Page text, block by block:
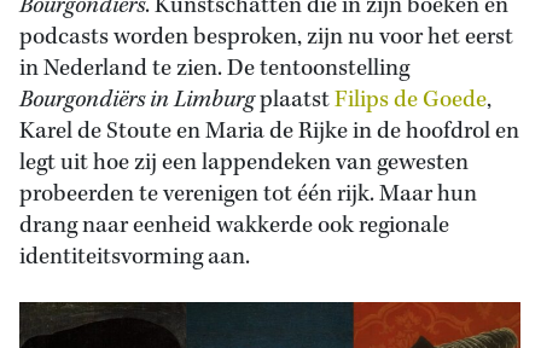
podcasts worden besproken, zijn nu voor het eerst
in Nederland te zien. De tentoonstelling
Bourgondiërs in LimburgplaatstFilips de Goede,
Karel de Stoute en Maria de Rijke in de hoofdrol en
legt uit hoe zij een lappendeken van gewesten
probeerden te verenigen tot één rijk. Maar hun
drang naar eenheid wakkerde ook regionale
identiteitsvorming aan.